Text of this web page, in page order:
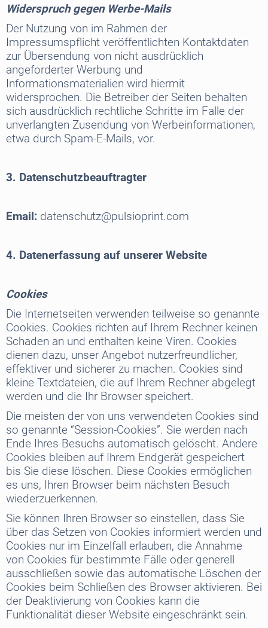
Widerspruch gegen Werbe-Mails
Der Nutzung von im Rahmen der
Impressumspflicht veröffentlichten Kontaktdaten
zur Übersendung von nicht ausdrücklich
angeforderter Werbung und
Informationsmaterialien wird hiermit
widersprochen. Die Betreiber der Seiten behalten
sich ausdrücklich rechtliche Schritte im Falle der
unverlangten Zusendung von Werbeinformationen,
etwa durch Spam-E-Mails, vor.
3. Datenschutzbeauftragter
Email: datenschutz@pulsioprint.com
4. Datenerfassung auf unserer Website
Cookies
Die Internetseiten verwenden teilweise so genannte
Cookies. Cookies richten auf Ihrem Rechner keinen
Schaden an und enthalten keine Viren. Cookies
dienen dazu, unser Angebot nutzerfreundlicher,
effektiver und sicherer zu machen. Cookies sind
kleine Textdateien, die auf Ihrem Rechner abgelegt
werden und die Ihr Browser speichert.
Die meisten der von uns verwendeten Cookies sind
so genannte “Session-Cookies”. Sie werden nach
Ende Ihres Besuchs automatisch gelöscht. Andere
Cookies bleiben auf Ihrem Endgerät gespeichert
bis Sie diese löschen. Diese Cookies ermöglichen
es uns, Ihren Browser beim nächsten Besuch
wiederzuerkennen.
Sie können Ihren Browser so einstellen, dass Sie
über das Setzen von Cookies informiert werden und
Cookies nur im Einzelfall erlauben, die Annahme
von Cookies für bestimmte Fälle oder generell
ausschließen sowie das automatische Löschen der
Cookies beim Schließen des Browser aktivieren. Bei
der Deaktivierung von Cookies kann die
Funktionalität dieser Website eingeschränkt sein.